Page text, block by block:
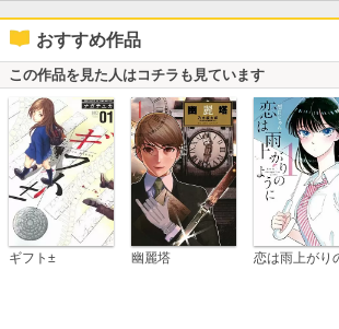
おすすめ作品
この作品を見た人はコチラも見ています
ギフト± 幽麗塔